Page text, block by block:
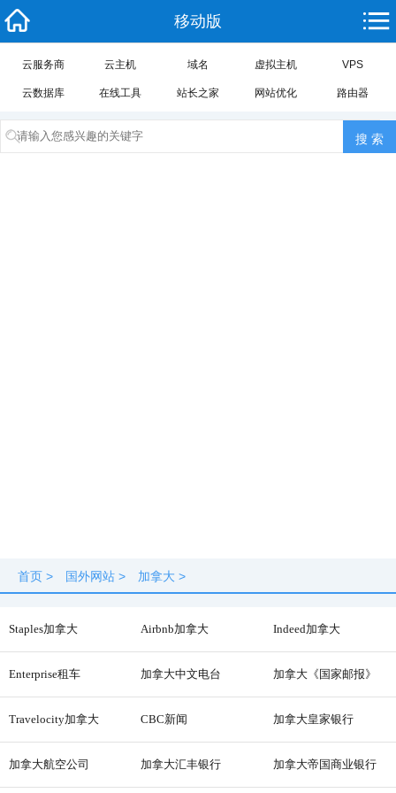
移动版
云服务商 云主机 域名 虚拟主机 VPS
云数据库 在线工具 站长之家 网站优化 路由器
首页 > 国外网站 > 加拿大 >
Staples加拿大 Airbnb加拿大 Indeed加拿大
Enterprise租车 加拿大中文电台 加拿大《国家邮报》
Travelocity加拿大 CBC新闻 加拿大皇家银行
加拿大航空公司 加拿大汇丰银行 加拿大帝国商业银行